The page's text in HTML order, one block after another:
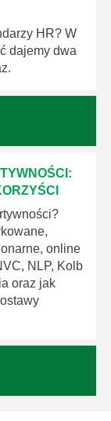
HR? W
dajemy dwa
online
NLP, Kolb
oraz jak